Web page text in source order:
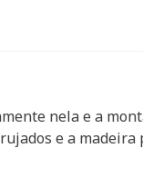
nela e a
e a